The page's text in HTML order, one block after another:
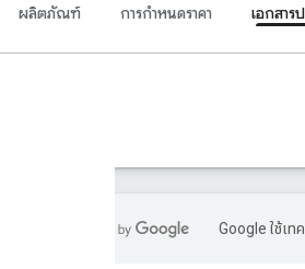
ผลิตภัณฑ์ การกำหนดราคา เอกสาร
Google ใช้เ